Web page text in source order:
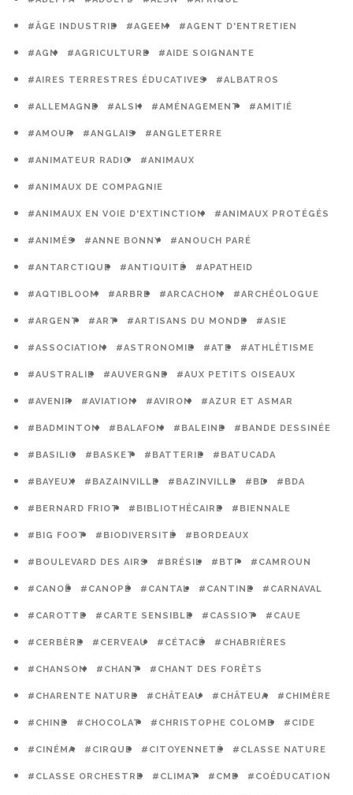
#ÂGE INDUSTRIE #AGEEM #AGENT D'ENTRETIEN
#AGN #AGRICULTURE #AIDE SOIGNANTE
#AIRES TERRESTRES ÉDUCATIVES #ALBATROS
#ALLEMAGNE #ALSH #AMÉNAGEMENT #AMITIÉ
#AMOUR #ANGLAIS #ANGLETERRE
#ANIMATEUR RADIO #ANIMAUX
#ANIMAUX DE COMPAGNIE
#ANIMAUX EN VOIE D'EXTINCTION #ANIMAUX PROTÉGÉS
#ANIMÉS #ANNE BONNY #ANOUCH PARÉ
#ANTARCTIQUE #ANTIQUITÉ #APATHEID
#AQTIBLOOM #ARBRE #ARCACHON #ARCHÉOLOGUE
#ARGENT #ART #ARTISANS DU MONDE #ASIE
#ASSOCIATION #ASTRONOMIE #ATE #ATHLÉTISME
#AUSTRALIE #AUVERGNE #AUX PETITS OISEAUX
#AVENIR #AVIATION #AVIRON #AZUR ET ASMAR
#BADMINTON #BALAFON #BALEINE #BANDE DESSINÉE
#BASILIC #BASKET #BATTERIE #BATUCADA
#BAYEUX #BAZAINVILLE #BAZINVILLE #BD #BDA
#BERNARD FRIOT #BIBLIOTHÉCAIRE #BIENNALE
#BIG FOOT #BIODIVERSITÉ #BORDEAUX
#BOULEVARD DES AIRS #BRÉSIL #BTP #CAMROUN
#CANOË #CANOPÉ #CANTAL #CANTINE #CARNAVAL
#CAROTTE #CARTE SENSIBLE #CASSIOT #CAUE
#CERBÈRE #CERVEAU #CÉTACÉ #CHABRIÈRES
#CHANSON #CHANT #CHANT DES FORÊTS
#CHARENTE NATURE #CHÂTEAU #CHÂTEUA #CHIMÈRE
#CHINE #CHOCOLAT #CHRISTOPHE COLOMB #CIDE
#CINÉMA #CIRQUE #CITOYENNETÉ #CLASSE NATURE
#CLASSE ORCHESTRE #CLIMAT #CME #COÉDUCATION